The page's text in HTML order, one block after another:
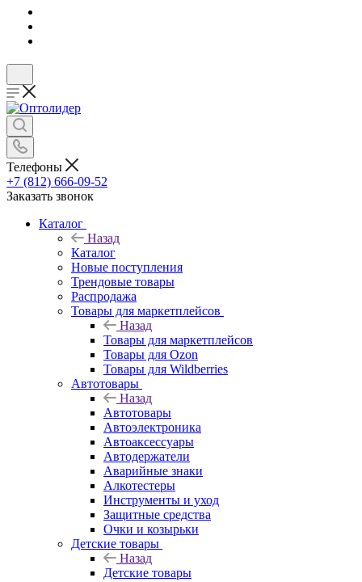
Телефоны
+7 (812) 666-09-52
Заказать звонок
Каталог
Назад
Каталог
Новые поступления
Трендовые товары
Распродажа
Товары для маркетплейсов
Назад
Товары для маркетплейсов
Товары для Ozon
Товары для Wildberries
Автотовары
Назад
Автотовары
Автоэлектроника
Автоаксессуары
Автодержатели
Аварийные знаки
Алкотестеры
Инструменты и уход
Защитные средства
Очки и козырьки
Детские товары
Назад
Детские товары